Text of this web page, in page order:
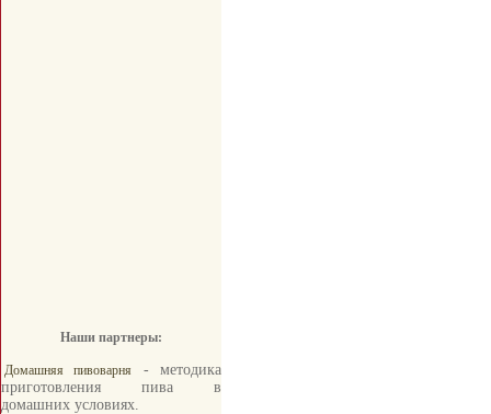
Наши партнеры:
Домашняя пивоварня
- методика
приготовления пива в
домашних условиях.